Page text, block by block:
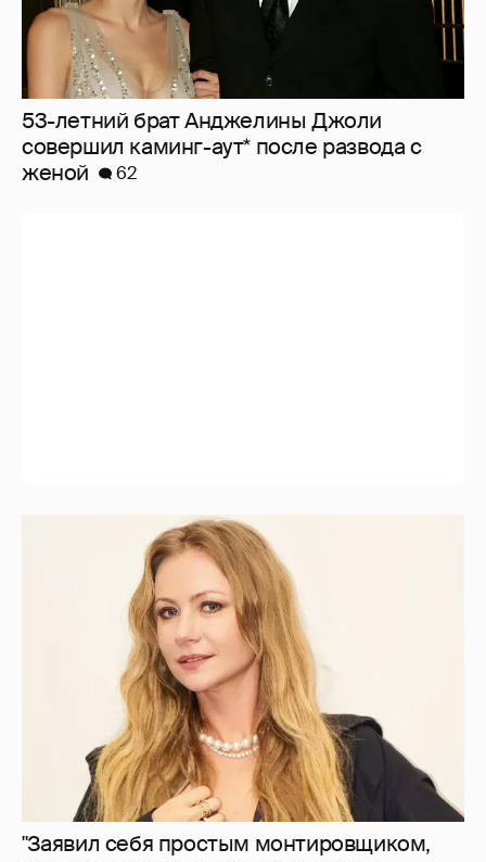
53-летний брат Анджелины Джоли
совершил каминг-аут* после развода с
женой
62
"Заявил себя простым монтировщиком,
дабы не платить алименты". Мария
Миронова упрекнула бывшего мужа, с
которым судится за сына
3